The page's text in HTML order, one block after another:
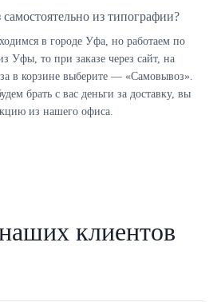
самостоятельно из типографии?
в городе Уфа, но работаем по
Уфы, то при заказе через сайт, на
в корзине выберите — «Самовывоз».
брать с вас деньги за доставку, вы
из нашего офиса.
клиентов